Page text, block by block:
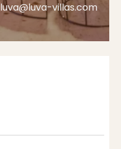
luva@luva-villas.com